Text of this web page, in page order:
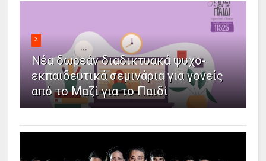
3
Νέα δωρεάν διαδικτυακά ψυχο-
εκπαιδευτικά σεμινάρια για γονείς
από το Μαζί για το Παιδί